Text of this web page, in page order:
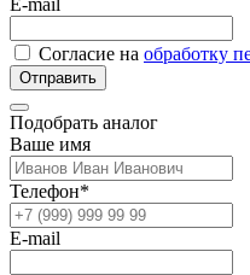
Согласие на обработку
Отправить
Подобрать аналог
Ваше имя
Телефон*
E-mail